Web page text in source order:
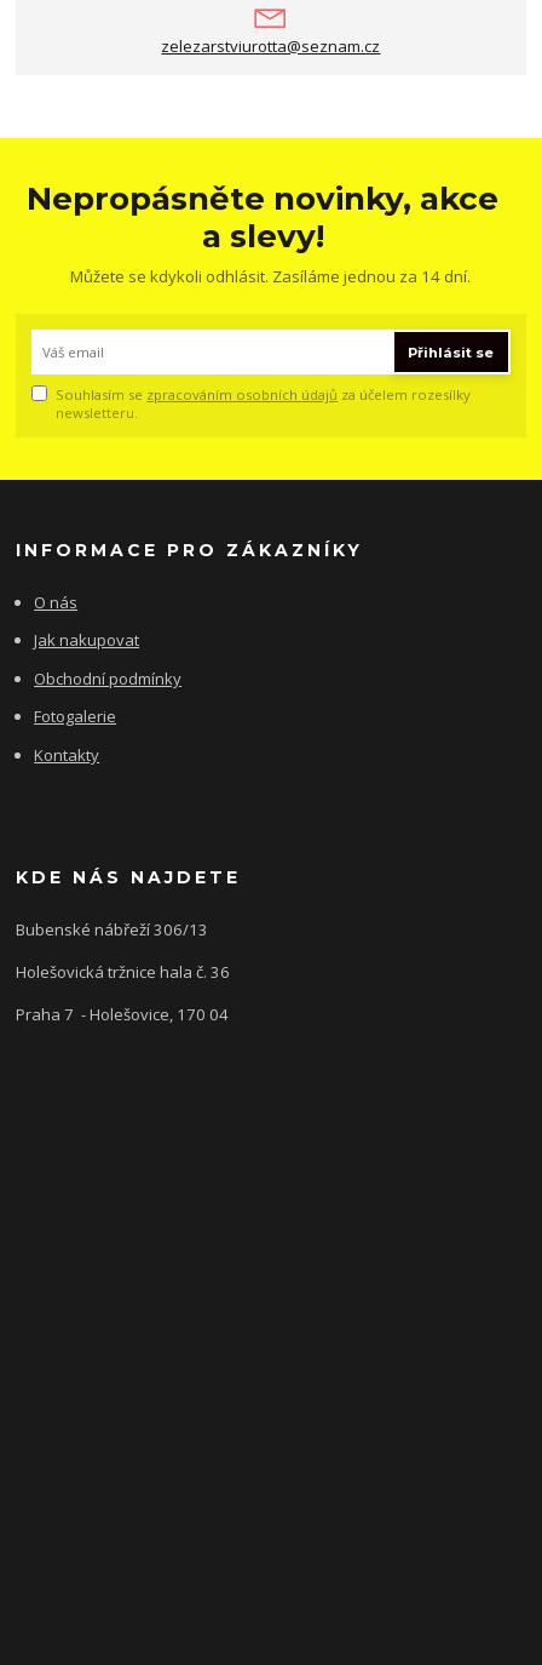
zelezarstviurotta@seznam.cz
Nepropásněte novinky, akce
a slevy!
Můžete se kdykoli odhlásit. Zasíláme jednou za 14 dní.
Přihlásit se
Souhlasím se zpracováním osobních údajů za účelem rozesílky
newsletteru.
INFORMACE PRO ZÁKAZNÍKY
O nás
Jak nakupovat
Obchodní podmínky
Fotogalerie
Kontakty
KDE NÁS NAJDETE
Bubenské nábřeží 306/13
Holešovická tržnice hala č. 36
Praha 7 - Holešovice, 170 04